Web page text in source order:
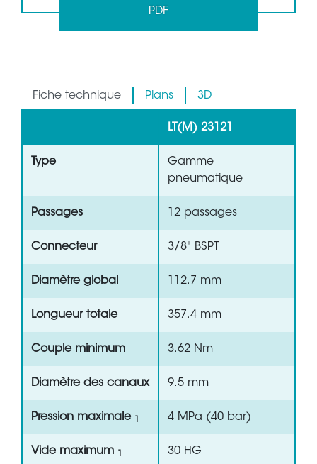
PDF
Fiche technique Plans 3D
LT(M) 23121
Type
Gamme
pneumatique
Passages 12 passages
Connecteur 3/8" BSPT
Diamètre global 112.7 mm
Longueur totale 357.4 mm
Couple minimum 3.62 Nm
Diamètre des canaux 9.5 mm
Pression maximale 4 MPa (40 bar)
Vide maximum 30 HG